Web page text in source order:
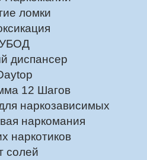
ломки
диспансер
12 Шагов
наркозависимых
наркомания
наркотиков
солей